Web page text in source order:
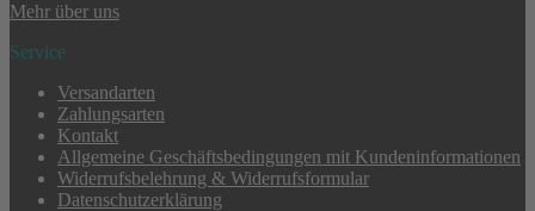
Mehr über uns
Service
Versandarten
Zahlungsarten
Kontakt
Allgemeine Geschäftsbedingungen mit Kundeninformationen
Widerrufsbelehrung & Widerrufsformular
Datenschutzerklärung